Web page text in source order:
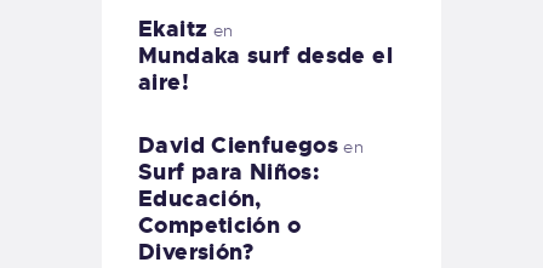
Ekaitz en
Mundaka surf desde el
aire!
David Cienfuegos en
Surf para Niños:
Educación,
Competición o
Diversión?